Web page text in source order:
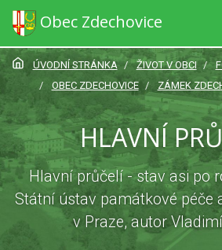
Obec Zdechovice
ÚVODNÍ STRÁNKA ŽIVOT V OBCI
OBEC ZDECHOVICE
ZÁMEK
HLAVNÍ
Hlavní průčelí - stav asi po
Státní ústav památkové péče
v Praze, autor